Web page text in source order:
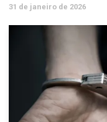
31 de janeiro de 2026